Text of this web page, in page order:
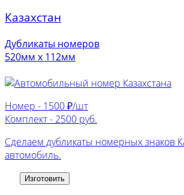
Казахстан
Дубликаты номеров
520мм х 112мм
Номер - 1500 ₽/шт
Комплект - 2500 руб.
Сделаем дубликаты номерных знаков
автомобиль.
Изготовить